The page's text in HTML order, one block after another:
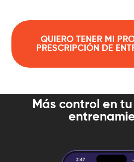
QUIERO TENER MI
PRESCRIPCIÓN DE
Más control en